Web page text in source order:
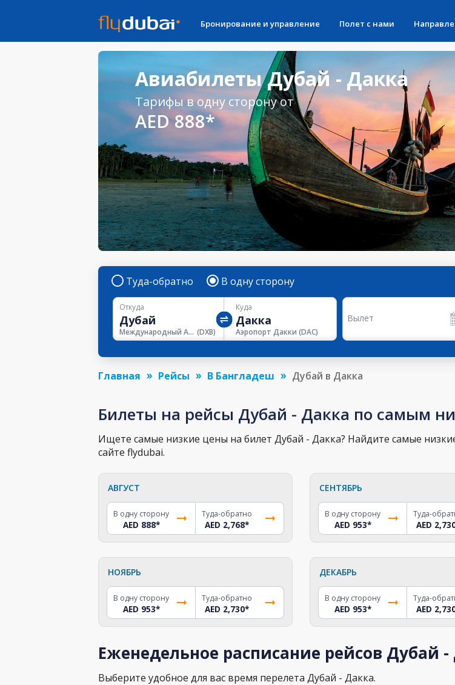
Бронирование и управление Полет с нами
Авиабилеты Дубай - Дакка
Тарифы в одну сторону от
AED 888*
Туда-обратно В одну сторону
Откуда
Международный Аэропорт Дубая (DXB)
Куда
Аэропорт Дакки (DAC)
Вылет
Главная Рейсы В Бангладеш Дубай в Дакка
Билеты на рейсы Дубай - Дакка по самым
Ищете самые низкие цены на билет Дубай - Дакка? Найдите самые
сайте flydubai.
АВГУСТ
В одну сторону
AED 888*
Туда-обратно
AED 2,768*
СЕНТЯБРЬ
В одну сторону
AED 953*
Туда-
AED
НОЯБРЬ
В одну сторону
AED 953*
Туда-обратно
AED 2,730*
ДЕКАБРЬ
В одну сторону
AED 953*
Туда-
AED
Еженедельное расписание рейсов Дубай -
Выберите удобное для вас время перелета Дубай - Дакка.